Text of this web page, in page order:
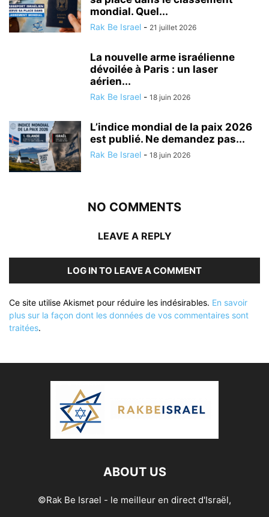
mondial. Quel...
Rak Be Israel - 21 juillet 2026
La nouvelle arme israélienne
dévoilée à Paris : un laser
aérien...
Rak Be Israel - 18 juin 2026
L’indice mondial de la paix 2026
est publié. Ne demandez pas...
Rak Be Israel - 18 juin 2026
NO COMMENTS
LEAVE A REPLY
LOG IN TO LEAVE A COMMENT
Ce site utilise Akismet pour réduire les indésirables. En savoir
plus sur la façon dont les données de vos commentaires sont
traitées.
ABOUT US
©Rak Be Israel - le meilleur en direct d'Israël,